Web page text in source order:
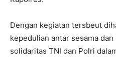
Dengan kegiatan tersbeut
kepedulian antar sesama
solidaritas TNI dan Polri